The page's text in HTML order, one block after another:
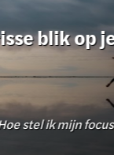
blik op
stel ik mijn focus